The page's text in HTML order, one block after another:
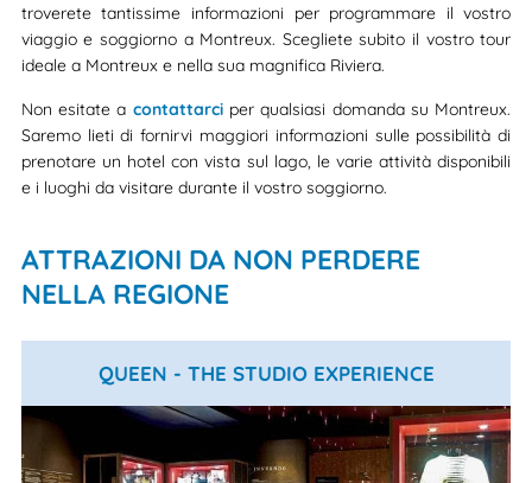
troverete tantissime informazioni per programmare il vostro
viaggio e soggiorno a Montreux. Scegliete subito il vostro tour
ideale a Montreux e nella sua magnifica Riviera.
Non esitate a contattarciper qualsiasi domanda su Montreux.
Saremo lieti di fornirvi maggiori informazioni sulle possibilità di
prenotare un hotel con vista sul lago, le varie attività disponibili
e i luoghi da visitare durante il vostro soggiorno.
ATTRAZIONI DA NON PERDERE
NELLA REGIONE
QUEEN - THE STUDIO EXPERIENCE